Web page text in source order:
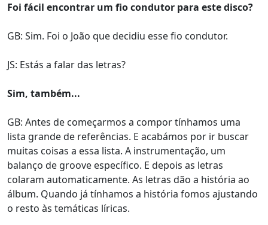
Foi fácil encontrar um fio condutor para este disco?
GB: Sim. Foi o João que decidiu esse fio condutor.
JS: Estás a falar das letras?
Sim, também...
GB: Antes de começarmos a compor tínhamos uma
lista grande de referências. E acabámos por ir buscar
muitas coisas a essa lista. A instrumentação, um
balanço de groove específico. E depois as letras
colaram automaticamente. As letras dão a história ao
álbum. Quando já tínhamos a história fomos ajustando
o resto às temáticas líricas.